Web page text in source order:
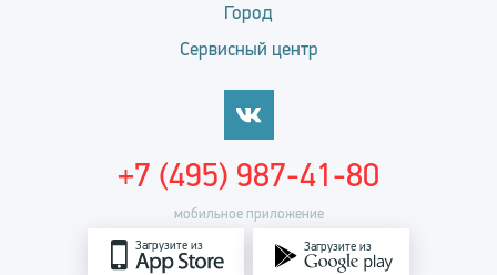
Город
Сервисный центр
мобильное приложение
Загрузите из Загрузите из
+7 (495) 987-41-80